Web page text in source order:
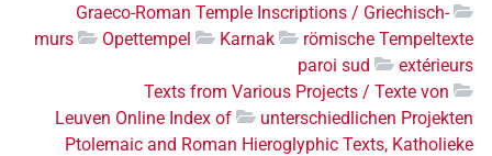
Graeco-Roman Temple Inscriptions / Griechisch-
römische Tempeltexte
Karnak
Opettempel
murs
extérieurs
paroi sud
Texts from Various Projects / Texte von
unterschiedlichen Projekten
Leuven Online Index of
Ptolemaic and Roman Hieroglyphic Texts, Katholieke